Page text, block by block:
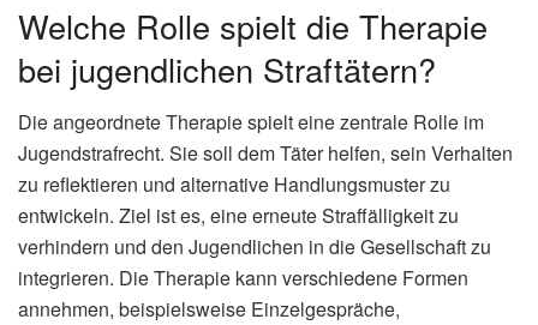
Welche Rolle spielt die Therapie
bei jugendlichen Straftätern?
Die angeordnete Therapie spielt eine zentrale Rolle im
Jugendstrafrecht. Sie soll dem Täter helfen, sein Verhalten
zu reflektieren und alternative Handlungsmuster zu
entwickeln. Ziel ist es, eine erneute Straffälligkeit zu
verhindern und den Jugendlichen in die Gesellschaft zu
integrieren. Die Therapie kann verschiedene Formen
annehmen, beispielsweise Einzelgespräche,